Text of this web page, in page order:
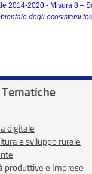
2014-2020 - Misura 8 –
degli ecosistemi
Tematiche
digitale
e sviluppo rurale
produttive e Imprese